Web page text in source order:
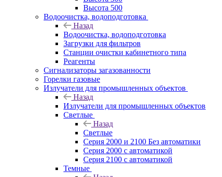
Высота 500
Водоочистка, водоподготовка
Назад
Водоочистка, водоподготовка
Загрузки для фильтров
Станции очистки кабинетного типа
Реагенты
Сигнализаторы загазованности
Горелки газовые
Излучатели для промышленных объектов
Назад
Излучатели для промышленных объектов
Светлые
Назад
Светлые
Серия 2000 и 2100 Без автоматики
Серия 2000 с автоматикой
Серия 2100 с автоматикой
Темные